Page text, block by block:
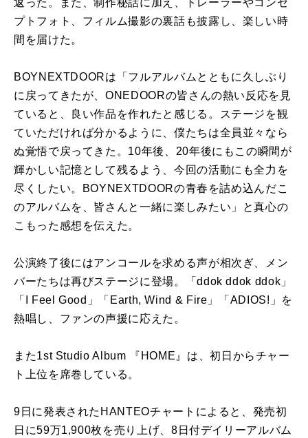
プトフォト、フィルム撮影の裏話も披露し、楽しい時
間を届けた。
BOYNEXTDOORは「フルアルバムとともに久しぶり
に戻ってきたが、ONEDOORの皆さんの熱い反応を見
ていると、良い作品を作れたと感じる。ステージを観
ていただければ分かるように、僕たちは全員並々なら
ぬ覚悟で戻ってきた。10年後、20年後にもこの瞬間が
輝かしい記憶として残るよう、今回の活動にも全力を
尽くしたい。BOYNEXTDOORの青春を詰め込んだこ
のアルバムを、皆さんと一緒に楽しみたい」と真心の
こもった感想を伝えた。
公演終了後にはアンコールを求める声が相次ぎ、メン
バーたちは再びステージに登場。「ddok ddok ddok」
「I Feel Good」「Earth, Wind & Fire」「ADIOS!」を
熱唱し、ファンの声援に応えた。
また1st Studio Album 『HOME』は、初日からチャー
ト上位を席巻している。
9日に発表されたHANTEOチャートによると、発売初
日に59万1,900枚を売り上げ、8日付デイリーアルバム